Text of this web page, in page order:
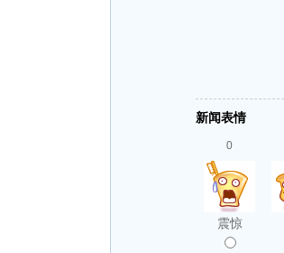
新闻表情
0
震惊